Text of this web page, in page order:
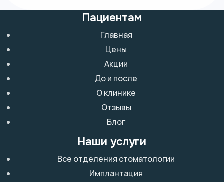
Пациентам
Главная
Цены
Акции
До и после
О клинике
Отзывы
Блог
Наши услуги
Все отделения стоматологии
Имплантация